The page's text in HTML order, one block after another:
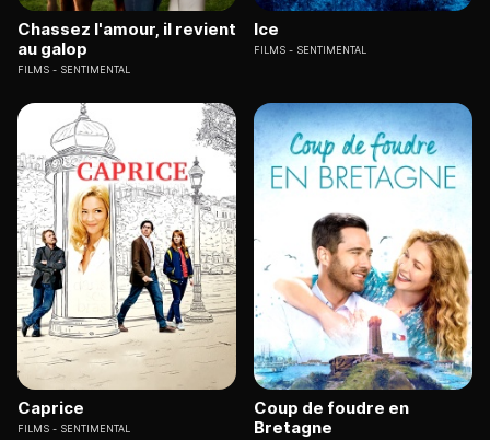
Chassez l'amour, il revient
au galop
FILMS SENTIMENTAL
Ice
FILMS SENTIMENTAL
Caprice
FILMS SENTIMENTAL
Coup de foudre en
Bretagne